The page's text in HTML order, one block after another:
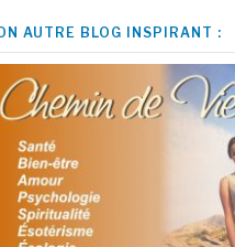
AUTRE BLOG INSPIRANT :